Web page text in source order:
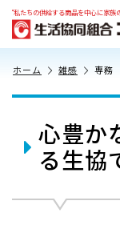
“私たちの供給する商品を中心に家族
ホーム 雑感 専務
心豊か
る生協